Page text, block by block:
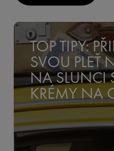
TOP TIPY:
SVOU PLEŤ
NA SLUNCI
KRÉMY NA